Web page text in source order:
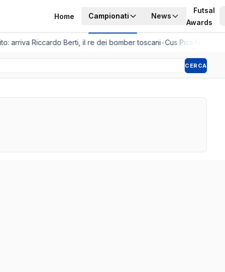
Home Campionati News
Futsal
Awards
arriva Riccardo Berti, il re dei bomber toscani•Cus Pisa
CERCA